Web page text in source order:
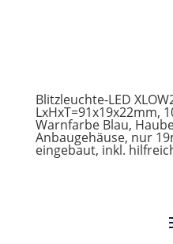
Blitzleuchte-LED
LxHxT=91x19x22mm,
Warnfarbe Blau,
Anbaugehäuse, nur
eingebaut, inkl.